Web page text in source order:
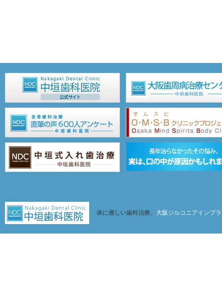
体に優しい歯科治療。 大阪ジルコニアインプ